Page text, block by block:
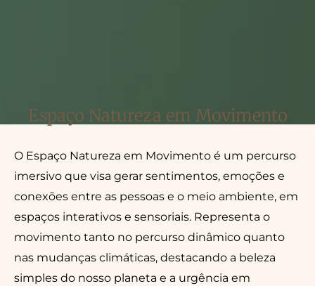
Espaço Natureza em Movimento
O Espaço Natureza em Movimento é um percurso
imersivo que visa gerar sentimentos, emoções e
conexões entre as pessoas e o meio ambiente, em
espaços interativos e sensoriais. Representa o
movimento tanto no percurso dinâmico quanto
nas mudanças climáticas, destacando a beleza
simples do nosso planeta e a urgência em